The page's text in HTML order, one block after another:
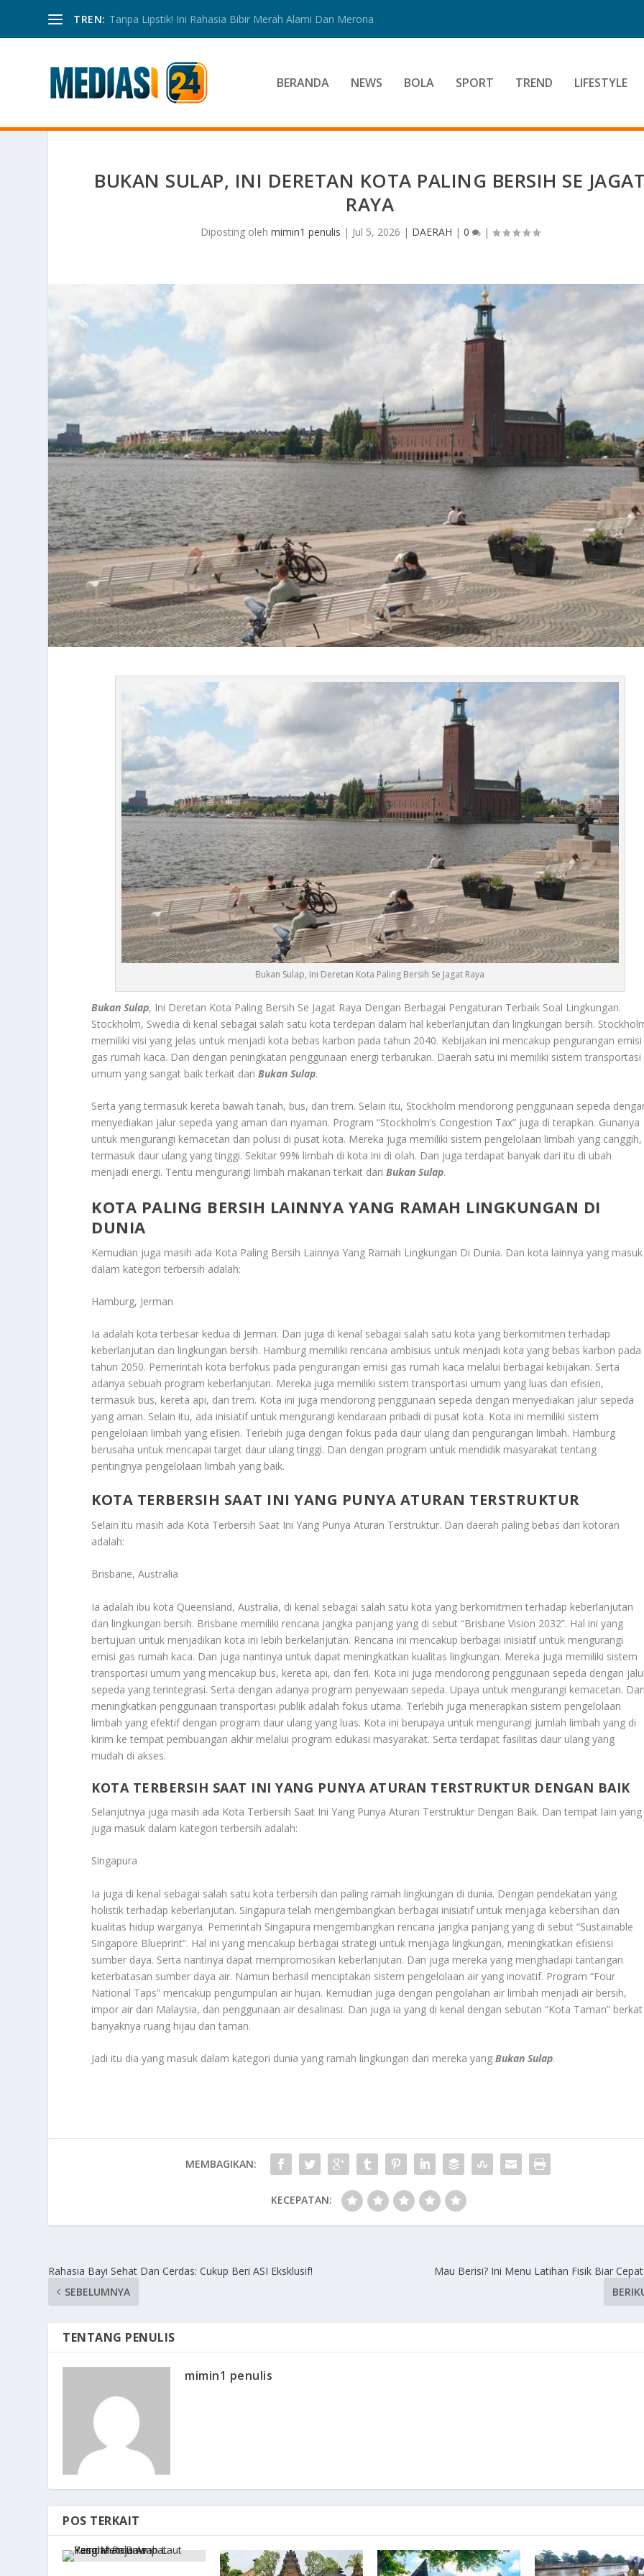
TREN: Tanpa Lipstik! Ini Rahasia Bibir Merah Alami Dan Merona
BERANDA NEWS BOLA SPORT TREND LIFESTYLE
BUKAN SULAP, INI DERETAN KOTA PALING BERSIH SE
RAYA
Diposting oleh mimin1 penulis | Jul 5, 2026 | DAERAH | 0 |
Bukan Sulap, Ini Deretan Kota Paling Bersih Se Jagat Raya
Bukan Sulap, Ini Deretan Kota Paling Bersih Se Jagat Raya Dengan Berbagai Pengaturan Terbaik Soal Lingkungan.
Stockholm, Swedia di kenal sebagai salah satu kota terdepan dalam hal keberlanjutan dan lingkungan bersih.
memiliki visi yang jelas untuk menjadi kota bebas karbon pada tahun 2040. Kebijakan ini mencakup pengurangan emisi
gas rumah kaca. Dan dengan peningkatan penggunaan energi terbarukan. Daerah satu ini memiliki sistem transportasi
umum yang sangat baik terkait dariBukan Sulap.
Serta yang termasuk kereta bawah tanah, bus, dan trem. Selain itu, Stockholm mendorong penggunaan sepeda
menyediakan jalur sepeda yang aman dan nyaman. Program “Stockholm’s Congestion Tax” juga di terapkan. Gunanya
untuk mengurangi kemacetan dan polusi di pusat kota. Mereka juga memiliki sistem pengelolaan limbah yang canggih,
termasuk daur ulang yang tinggi. Sekitar 99% limbah di kota ini di olah. Dan juga terdapat banyak dari itu di ubah
menjadi energi. Tentu mengurangi limbah makanan terkait dariBukan Sulap.
KOTA PALING BERSIH LAINNYA YANG RAMAH LINGKUNGAN DI
DUNIA
Kemudian juga masih ada Kota Paling Bersih Lainnya Yang Ramah Lingkungan Di Dunia. Dan kota lainnya yang masuk
dalam kategori terbersih adalah:
Hamburg, Jerman
Ia adalah kota terbesar kedua di Jerman. Dan juga di kenal sebagai salah satu kota yang berkomitmen terhadap
keberlanjutan dan lingkungan bersih. Hamburg memiliki rencana ambisius untuk menjadi kota yang bebas karbon pada
tahun 2050. Pemerintah kota berfokus pada pengurangan emisi gas rumah kaca melalui berbagai kebijakan. Serta
adanya sebuah program keberlanjutan. Mereka juga memiliki sistem transportasi umum yang luas dan efisien,
termasuk bus, kereta api, dan trem. Kota ini juga mendorong penggunaan sepeda dengan menyediakan jalur sepeda
yang aman. Selain itu, ada inisiatif untuk mengurangi kendaraan pribadi di pusat kota. Kota ini memiliki sistem
pengelolaan limbah yang efisien. Terlebih juga dengan fokus pada daur ulang dan pengurangan limbah. Hamburg
berusaha untuk mencapai target daur ulang tinggi. Dan dengan program untuk mendidik masyarakat tentang
pentingnya pengelolaan limbah yang baik.
KOTA TERBERSIH SAAT INI YANG PUNYA ATURAN TERSTRUKTUR
Selain itu masih ada Kota Terbersih Saat Ini Yang Punya Aturan Terstruktur. Dan daerah paling bebas dari kotoran
adalah:
Brisbane, Australia
Ia adalah ibu kota Queensland, Australia, di kenal sebagai salah satu kota yang berkomitmen terhadap keberlanjutan
dan lingkungan bersih. Brisbane memiliki rencana jangka panjang yang di sebut “Brisbane Vision 2032”. Hal ini yang
bertujuan untuk menjadikan kota ini lebih berkelanjutan. Rencana ini mencakup berbagai inisiatif untuk mengurangi
emisi gas rumah kaca. Dan juga nantinya untuk dapat meningkatkan kualitas lingkungan. Mereka juga memiliki sistem
transportasi umum yang mencakup bus, kereta api, dan feri. Kota ini juga mendorong penggunaan sepeda dengan
sepeda yang terintegrasi. Serta dengan adanya program penyewaan sepeda. Upaya untuk mengurangi kemacetan.
meningkatkan penggunaan transportasi publik adalah fokus utama. Terlebih juga menerapkan sistem pengelolaan
limbah yang efektif dengan program daur ulang yang luas. Kota ini berupaya untuk mengurangi jumlah limbah yang di
kirim ke tempat pembuangan akhir melalui program edukasi masyarakat. Serta terdapat fasilitas daur ulang yang
mudah di akses.
KOTA TERBERSIH SAAT INI YANG PUNYA ATURAN TERSTRUKTUR DENGAN BAIK
Selanjutnya juga masih ada Kota Terbersih Saat Ini Yang Punya Aturan Terstruktur Dengan Baik. Dan tempat lain yang
juga masuk dalam kategori terbersih adalah:
Singapura
Ia juga di kenal sebagai salah satu kota terbersih dan paling ramah lingkungan di dunia. Dengan pendekatan yang
holistik terhadap keberlanjutan. Singapura telah mengembangkan berbagai inisiatif untuk menjaga kebersihan dan
kualitas hidup warganya. Pemerintah Singapura mengembangkan rencana jangka panjang yang di sebut “Sustainable
Singapore Blueprint”. Hal ini yang mencakup berbagai strategi untuk menjaga lingkungan, meningkatkan efisiensi
sumber daya. Serta nantinya dapat mempromosikan keberlanjutan. Dan juga mereka yang menghadapi tantangan
keterbatasan sumber daya air. Namun berhasil menciptakan sistem pengelolaan air yang inovatif. Program “Four
National Taps” mencakup pengumpulan air hujan. Kemudian juga dengan pengolahan air limbah menjadi air bersih,
impor air dari Malaysia, dan penggunaan air desalinasi. Dan juga ia yang di kenal dengan sebutan “Kota Taman” berkat
banyaknya ruang hijau dan taman.
Jadi itu dia yang masuk dalam kategori dunia yang ramah lingkungan dari mereka yangBukan Sulap.
MEMBAGIKAN:
KECEPATAN:
Rahasia Bayi Sehat Dan Cerdas: Cukup Beri ASI Eksklusif!
SEBELUMNYA
Mau Berisi? Ini Menu Latihan Fisik Biar
TENTANG PENULIS
mimin1 penulis
POS TERKAIT